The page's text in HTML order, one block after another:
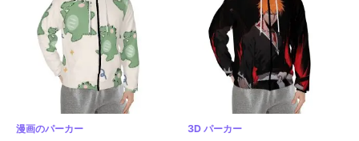
漫画のパーカー 3D パーカー